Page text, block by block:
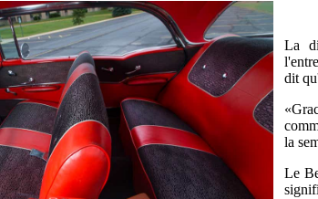
La
dit
la
Le